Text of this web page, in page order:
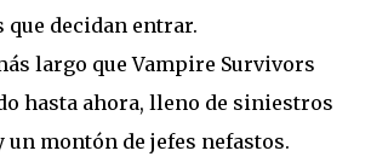
que decidan entrar.
largo que Vampire Survivors
hasta ahora, lleno de siniestros
un montón de jefes nefastos.